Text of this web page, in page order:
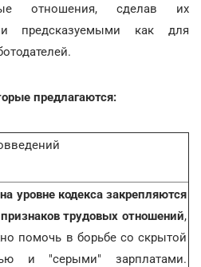
отношения, сделав их
и предсказуемыми как для
предлагаются:
уровне кодекса закрепляются
трудовых отношений,
помочь в борьбе со скрытой
и "серыми" зарплатами.